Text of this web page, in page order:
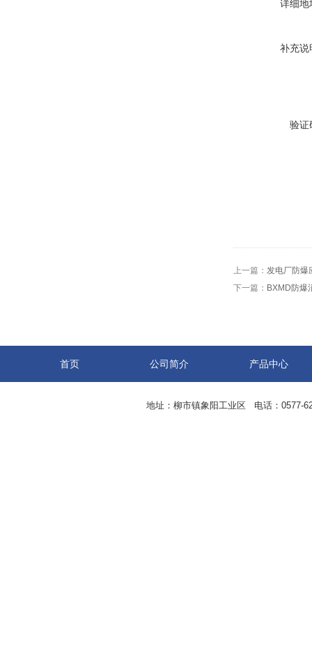
详细地
补充说
验证
上一篇： 发电厂防爆
下一篇： BXMD防爆
首页 公司简介 产品中心
地址：柳市镇象阳工业区 电话：0577-